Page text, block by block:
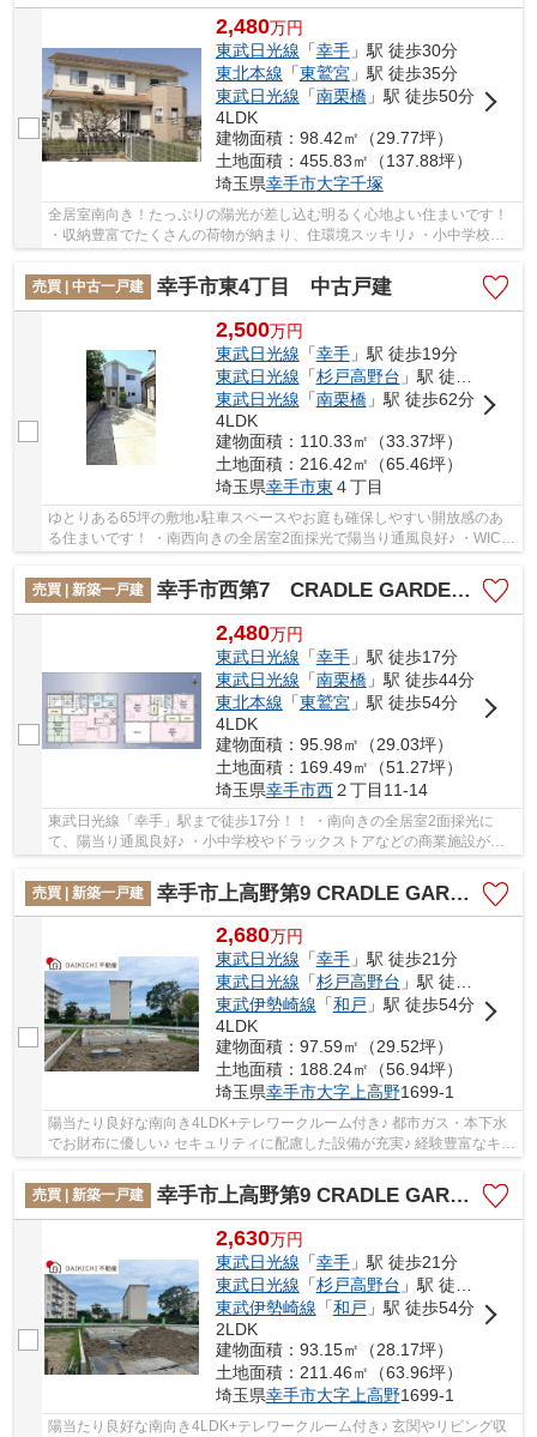
2,480万円
東武日光線 「幸手」駅 徒歩30分
東北本線 「東鷲宮」駅 徒歩35分
東武日光線 「南栗橋」駅 徒歩50分
4LDK
建物面積：98.42㎡（29.77坪）
土地面積：455.83㎡（137.88坪）
埼玉県幸手市大字千塚
全居室南向き！たっぷりの陽光が差し込む明るく心地よい住まいです！
・収納豊富でたくさんの荷物が納まり、住環境スッキリ♪ ・小中学校や
売買 | 中古一戸建
幸手市東4丁目 中古戸建
2,500万円
東武日光線 「幸手」駅 徒歩19分
東武日光線 「杉戸高野台 」駅 徒歩46分
東武日光線 「南栗橋」駅 徒歩62分
4LDK
建物面積：110.33㎡（33.37坪）
土地面積：216.42㎡（65.46坪）
埼玉県幸手市東 ４丁目
ゆとりある65坪の敷地♪駐車スペースやお庭も確保しやすい開放感のあ
る住まいです！ ・南西向きの全居室2面採光で陽当り通風良好♪ ・WICや
SIC付きで収納豊富！突然の来客時もすっきり...
売買 | 新築一戸建
幸手市西第7 CRADLE GARDEN 新築戸建 全3棟 1号棟
2,480万円
東武日光線 「幸手」駅 徒歩17分
東武日光線 「南栗橋」駅 徒歩44分
東北本線 「東鷲宮」駅 徒歩54分
4LDK
建物面積：95.98㎡（29.03坪）
土地面積：169.49㎡（51.27坪）
埼玉県幸手市西２丁目11-14
東武日光線「幸手」駅まで徒歩17分！！ ・南向きの全居室2面採光に
て、陽当り通風良好♪ ・小中学校やドラックストアなどの商業施設が徒
歩圏内で生活便利！ 「今から見たい」大歓迎で...
売買 | 新築一戸建
幸手市上高野第9 CRADLE GARDEN 新築戸建 全2棟 1号棟
2,680万円
東武日光線 「幸手」駅 徒歩21分
東武日光線 「杉戸高野台 」駅 徒歩25分
東武伊勢崎線 「和戸 」駅 徒歩54分
4LDK
建物面積：97.59㎡（29.52坪）
土地面積：188.24㎡（56.94坪）
埼玉県幸手市大字上高野1699-1
陽当たり良好な南向き4LDK+テレワークルーム付き♪ 都市ガス・本下水
でお財布に優しい♪ セキュリティに配慮した設備が充実♪ 経験豊富なキャ
売買 | 新築一戸建
幸手市上高野第9 CRADLE GARDEN 新築戸建 全2棟 2号棟
2,630万円
東武日光線 「幸手」駅 徒歩21分
東武日光線 「杉戸高野台 」駅 徒歩25分
東武伊勢崎線 「和戸 」駅 徒歩54分
2LDK
建物面積：93.15㎡（28.17坪）
土地面積：211.46㎡（63.96坪）
埼玉県幸手市大字上高野1699-1
陽当たり良好な南向き4LDK+テレワークルーム付き♪ 玄関やリビング収